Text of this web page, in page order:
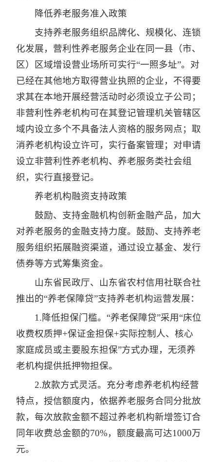
降低养老服务准入政策
支持养老服务组织品牌化、规模化、连锁
化发展，营利性养老服务企业在同一县（市、
区）区域增设营业场所可实行“一照多址”。对
已经在其他地方取得营业执照的企业，不得要
求其在本地开展经营活动时必须设立子公司；
非营利性养老机构可在其登记管理机关管辖区
域内设立多个不具备法人资格的服务网点；取
消养老机构设立许可，实行备案管理；对申请
设立非营利性养老机构、养老服务类社会组
织，实行直接登记。
养老机构融资支持政策
鼓励、支持金融机构创新金融产品，加大
对养老服务的金融支持力度。鼓励、支持养老
服务组织拓展融资渠道，通过设立基金、发行
债券等方式筹集资金。
山东省民政厅、山东省农村信用社联合社
推出的“养老保障贷”支持养老机构运营发展：
1.降低担保门槛。“养老保障贷”采用“床位
收费权质押+保证金担保+实际控制人、核心
家庭成员或主要股东担保”方式办理，无须养
老机构提供抵押物担保。
2.放款方式灵活。充分考虑养老机构经营
特点，授信额度内，依据养老服务合同分批放
款，每次放款金额不超过养老机构新增签订合
同年收费总金额的70%，额度最高可达1000万
元。